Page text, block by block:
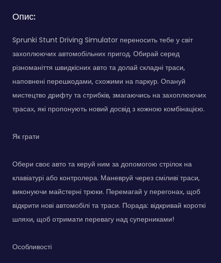
Опис:
Sprunki Stunt Driving Simulator переносить тебе у світ
захоплюючих автомобільних пригод. Обирай серед
різноманіття швидкісних авто та долай складні траси,
наповнені перешкодами, схожими на паркур. Опануй
мистецтво дрифту та стрибків, змагаючись на захоплюючих
трасах, які пропонують новий досвід з кожною комбінацією.
Як грати
Обери своє авто та керуй ним за допомогою стрілок на
клавіатурі або контролера. Маневруй через сміливі траси,
виконуючи майстерні трюки. Перемагай у перегонах, щоб
відкрити нові автомобілі та траси. Порада: відкривай короткі
шляхи, щоб отримати перевагу над суперниками!
Особливості